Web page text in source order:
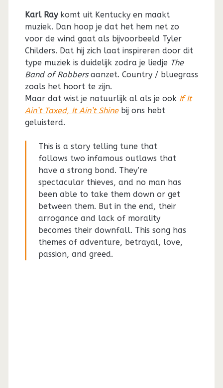
Karl Raykomt uit Kentucky en maakt
muziek. Dan hoop je dat het hem net zo
voor de wind gaat als bijvoorbeeld Tyler
Childers. Dat hij zich laat inspireren door dit
type muziek is duidelijk zodra je liedje The
Band of Robbersaanzet. Country / bluegrass
zoals het hoort te zijn.
Maar dat wist je natuurlijk al als je ook If It
Ain’t Taxed, It Ain’t Shinebij ons hebt
geluisterd.
This is a story telling tune that
follows two infamous outlaws that
have a strong bond. They’re
spectacular thieves, and no man has
been able to take them down or get
between them. But in the end, their
arrogance and lack of morality
becomes their downfall. This song has
themes of adventure, betrayal, love,
passion, and greed.